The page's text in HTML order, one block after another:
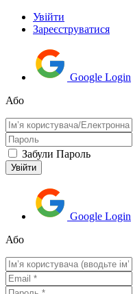
Увійти
Зареєструватися
Google Login
Або
Забули Пароль
Google Login
Або